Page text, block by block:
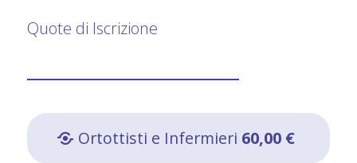
Quote di Iscrizione
Ortottisti e Infermieri 60,00 €